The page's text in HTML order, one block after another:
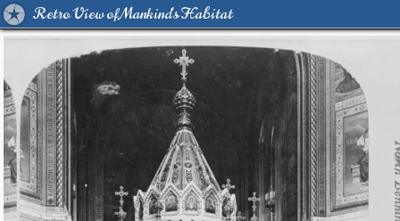
Retro View of Mankind's Habitat